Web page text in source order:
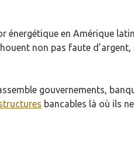
énergétique en Amérique
non pas faute
gouvernements,
bancables là où ils